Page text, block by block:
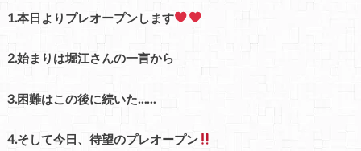
1.本日よりプレオープンします
2.始まりは堀江さんの一言から
3.困難はこの後に続いた……
4.そして今日、待望のプレオープン